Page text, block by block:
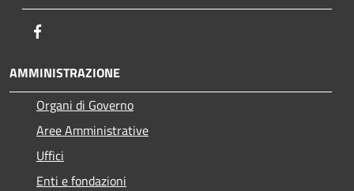
AMMINISTRAZIONE
Organi di Governo
Aree Amministrative
Uffici
Enti e fondazioni